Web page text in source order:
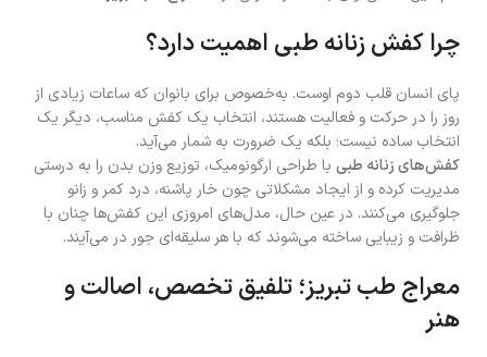
چرا کفش زنانه طبی اهمیت دارد؟
پای انسان قلب دوم اوست. به‌خصوص برای بانوان که ساعات زیادی از
روز را در حرکت و فعالیت هستند، انتخاب یک کفش مناسب، دیگر یک
انتخاب ساده نیست؛ بلکه یک ضرورت به شمار می‌آید.
کفش‌های زنانه طبی با طراحی ارگونومیک، توزیع وزن بدن را به درستی
مدیریت کرده و از ایجاد مشکلاتی چون خار پاشنه، درد کمر و زانو
جلوگیری می‌کنند. در عین حال، مدل‌های امروزی این کفش‌ها چنان با
ظرافت و زیبایی ساخته می‌شوند که با هر سلیقه‌ای جور در می‌آیند.
معراج طب تبریز؛ تلفیق تخصص، اصالت و
هنر